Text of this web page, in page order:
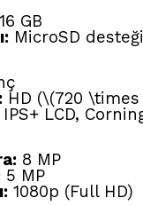
16 GB
MicroSD
HD (\(720 \times
IPS+ LCD,
8 MP
5 MP
1080p (Full HD)